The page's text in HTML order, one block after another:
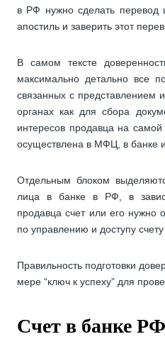
в РФ нужно сделать перевод
апостиль и заверить этот
В самом тексте
максимально детально все
связанных с представлением
органах как для сбора
интересов продавца на
осуществлена в МФЦ, в банке
Отдельным блоком
лица в банке в РФ, в
продавца счет или его нужно
по управлению и доступу счету
Правильность подготовки
мере “ключ к успеху” для
Счет в банке РФ